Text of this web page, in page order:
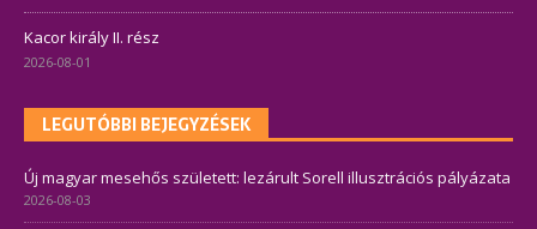
Kacor király II. rész
2026-08-01
LEGUTÓBBI BEJEGYZÉSEK
Új magyar mesehős született: lezárult Sorell illusztrációs pályázata
2026-08-03